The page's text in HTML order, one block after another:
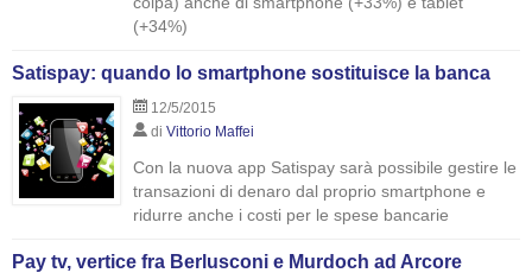
(+34%)
Satispay: quando lo smartphone sostituisce la banca
12/5/2015
di Vittorio Maffei
Con la nuova app Satispay sarà possibile gestire le
transazioni di denaro dal proprio smartphone e
ridurre anche i costi per le spese bancarie
Pay tv, vertice fra Berlusconi e Murdoch ad Arcore